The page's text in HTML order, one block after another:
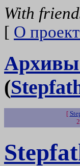
With
[ О
(
[